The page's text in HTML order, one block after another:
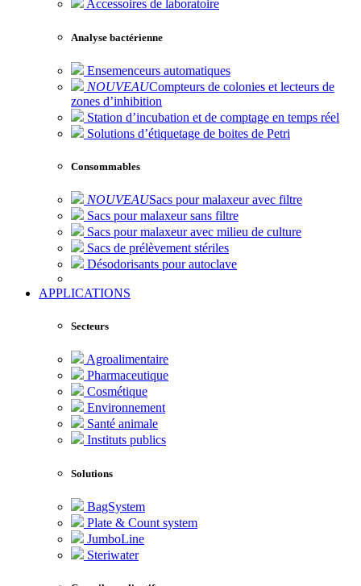
Accessoires de laboratoire
Analyse bactérienne
Ensemenceurs automatiques
NOUVEAUCompteurs de colonies et lecteurs de
zones d’inhibition
Station d’incubation et de comptage en temps réel
Solutions d’étiquetage de boites de Petri
Consommables
NOUVEAUSacs pour malaxeur avec filtre
Sacs pour malaxeur sans filtre
Sacs pour malaxeur avec milieu de culture
Sacs de prélèvement stériles
Désodorisants pour autoclave
APPLICATIONS
Secteurs
Agroalimentaire
Pharmaceutique
Cosmétique
Environnement
Santé animale
Instituts publics
Solutions
BagSystem
Plate & Count system
JumboLine
Steriwater